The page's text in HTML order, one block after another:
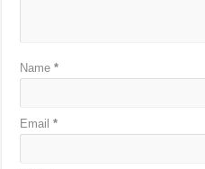
Name*
Email*